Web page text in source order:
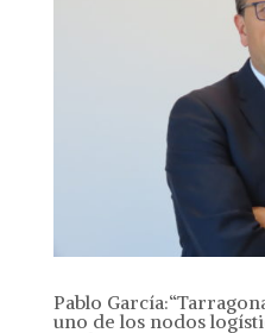
Pablo
uno de los nodos